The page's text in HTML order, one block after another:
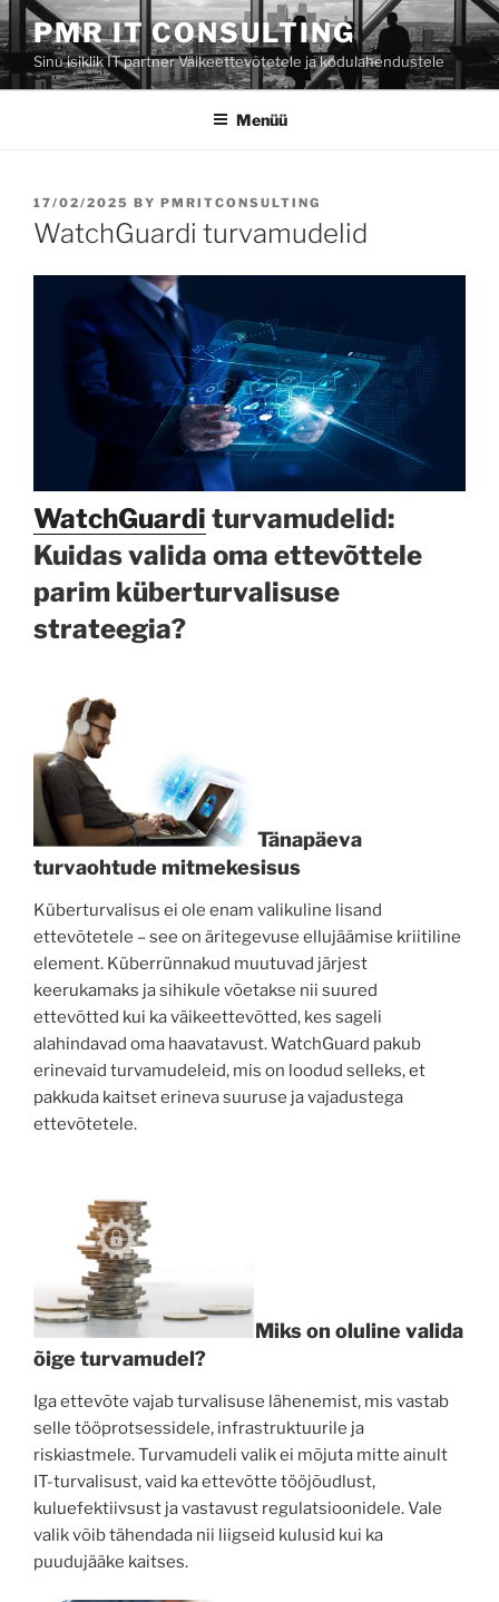
Liigu
sisu
juurde
PMR IT CONSULTING
Sinu isiklik IT partner Väikeettevõtetele ja kodulahendustele
Menüü
POSTED
ON
17/02/2025 BY PMRITCONSULTING
WatchGuardi turvamudelid
WatchGuardi turvamudelid:
Kuidas valida oma ettevõttele
parim küberturvalisuse
strateegia?
Tänapäeva
turvaohtude mitmekesisus
Küberturvalisus ei ole enam valikuline lisand
ettevõtetele – see on äritegevuse ellujäämise kriitiline
element. Küberrünnakud muutuvad järjest
keerukamaks ja sihikule võetakse nii suured
ettevõtted kui ka väikeettevõtted, kes sageli
alahindavad oma haavatavust. WatchGuard pakub
erinevaid turvamudeleid, mis on loodud selleks, et
pakkuda kaitset erineva suuruse ja vajadustega
ettevõtetele.
Miks on oluline valida
õige turvamudel?
Iga ettevõte vajab turvalisuse lähenemist, mis vastab
selle tööprotsessidele, infrastruktuurile ja
riskiastmele. Turvamudeli valik ei mõjuta mitte ainult
IT-turvalisust, vaid ka ettevõtte tööjõudlust,
kuluefektiivsust ja vastavust regulatsioonidele. Vale
valik võib tähendada nii liigseid kulusid kui ka
puudujääke kaitses.